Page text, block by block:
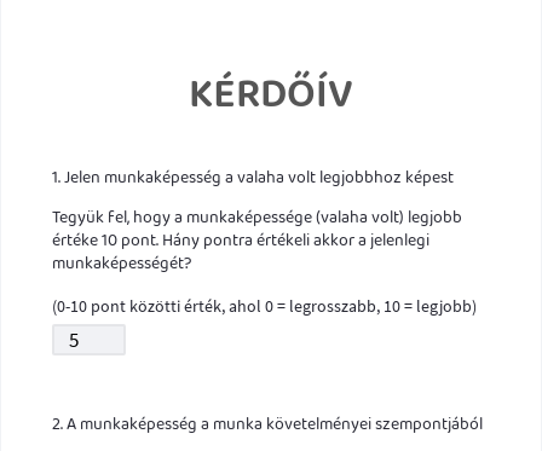
KÉRDŐÍV
1. Jelen munkaképesség a valaha volt legjobbhoz képest
Tegyük fel, hogy a munkaképessége (valaha volt) legjobb
értéke 10 pont. Hány pontra értékeli akkor a jelenlegi
munkaképességét?
(0-10 pont közötti érték, ahol 0 = legrosszabb, 10 = legjobb)
2. A munkaképesség a munka követelményei szempontjából